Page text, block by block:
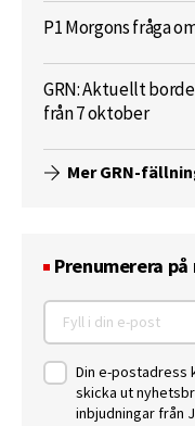
P1 Morgons fråga
GRN: Aktuellt
från 7 oktober
Mer GRN-
Prenumerera
Din e-postadress
skicka ut
inbjudningar från